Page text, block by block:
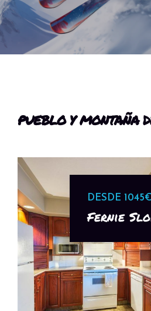
PUEBLO Y MONTAÑA
DESDE
Fernie